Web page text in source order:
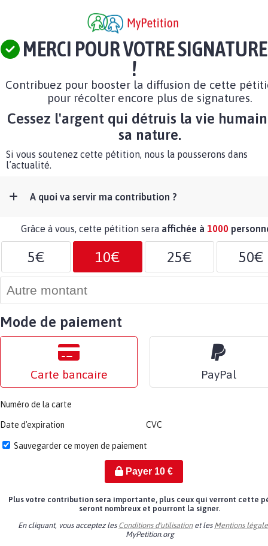
MERCI POUR VOTRE SIGNATURE
!
Contribuez pour booster la diffusion de cette
pour récolter encore plus de signatures.
Cessez l'argent qui détruis la vie
sa nature.
Si vous soutenez cette pétition, nous la pousserons dans
l’actualité.
A quoi va servir ma contribution ?
Grâce à vous, cette pétition sera affichée à 1000
5€ 10€ 25€ 50€
Mode de paiement
Carte bancaire PayPal
Numéro de la carte
Date d'expiration CVC
Sauvegarder ce moyen de paiement
Payer 10€
Plus votre contribution sera importante, plus ceux qui verront cette
seront nombreux et pourront la signer.
En cliquant, vous acceptez les Conditions d'utilisationet les Mentions
MyPetition.org